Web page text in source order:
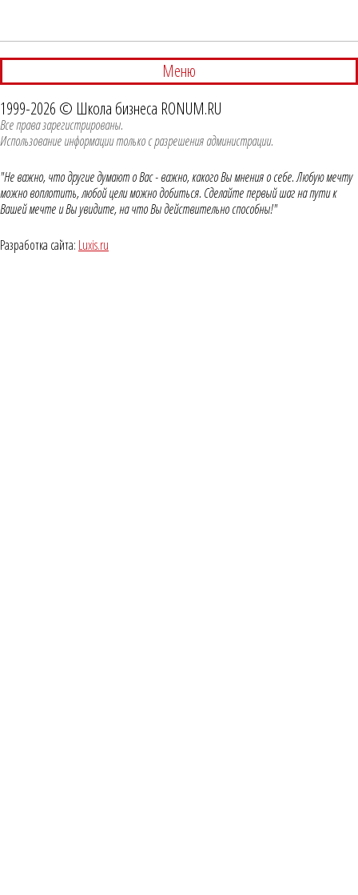
Меню
1999-2026 © Школа бизнеса RONUM.RU
Все права зарегистрированы.
Использование информации только с разрешения администрации.
"Не важно, что другие думают о Вас - важно, какого Вы мнения о себе. Любую мечту
можно воплотить, любой цели можно добиться. Сделайте первый шаг на пути к
Вашей мечте и Вы увидите, на что Вы действительно способны!"
Разработка сайта: Luxis.ru